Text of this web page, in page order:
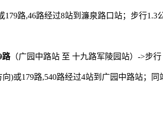
路,46路经过8站到濂泉路口站；步行1.3
路（广园中路站 至 十九路军陵园站）->步行
)或179路,540路经过4站到广园中路站；